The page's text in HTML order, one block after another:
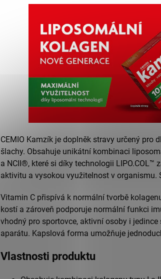
CEMIO Kamzík je doplněk stravy určený pro
šlachy. Obsahuje unikátní kombinaci
a NCII®, které si díky technologii LIPO.COL™
aktivitu a vysokou využitelnost v organismu.
Vitamin C přispívá k normální tvorbě
kostí a zároveň podporuje normální funkci
vhodný pro sportovce, aktivní osoby i
aparátu. Kapslová forma umožňuje
Vlastnosti produktu